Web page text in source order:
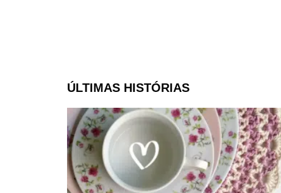
ÚLTIMAS HISTÓRIAS